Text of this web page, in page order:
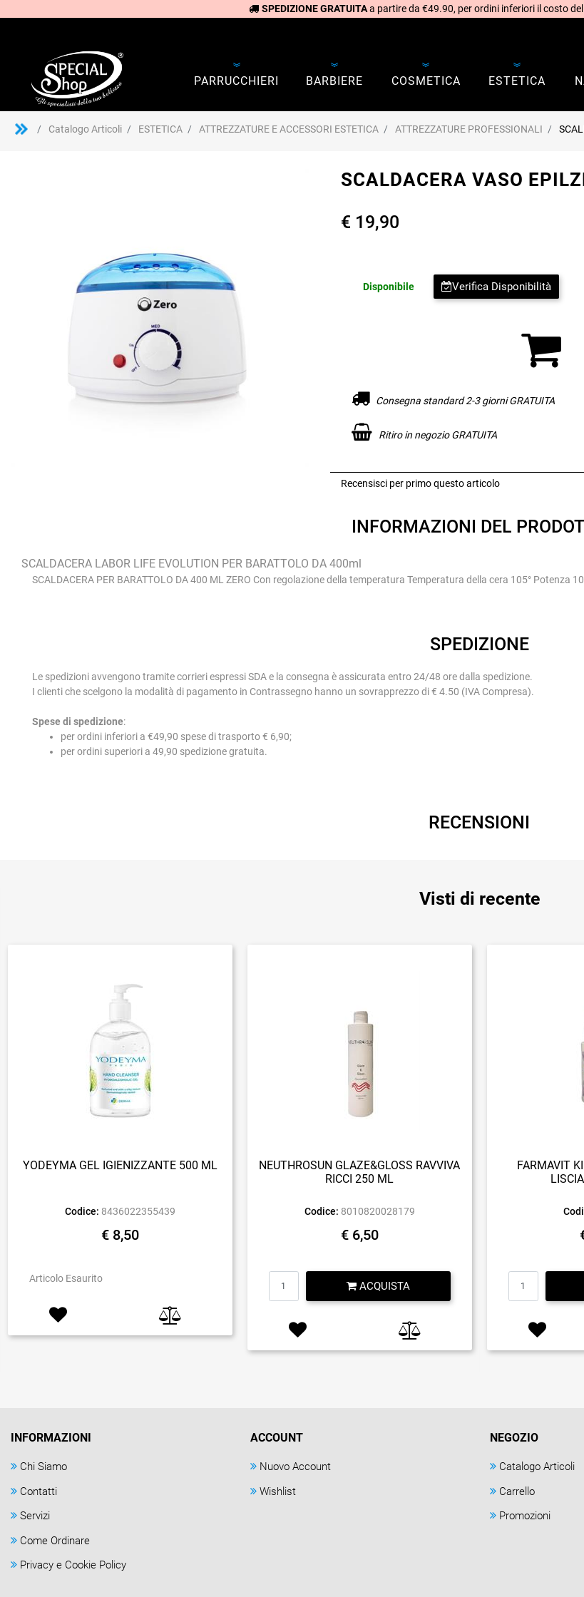
SPEDIZIONE GRATUITAa partire da €49.90, per ordini inferiori il costo
PARRUCCHIERI BARBIERE COSMETICA ESTETICA
Catalogo Articoli ESTETICA ATTREZZATURE E ACCESSORI ESTETICA ATTREZZATURE PROFESSIONALI
SCALDACERA VASO
€ 19,90
Verifica Disponibilità
Disponibile
Consegna standard 2-3 giorni GRATUITA
Ritiro in negozio GRATUITA
Recensisci per primo questo articolo
INFORMAZIONI DEL
SCALDACERA LABOR LIFE EVOLUTION PER BARATTOLO DA 400ml
SCALDACERA PER BARATTOLO DA 400 ML ZERO Con regolazione della temperatura Temperatura della cera 105° Potenza
SPEDIZIONE
Le spedizioni avvengono tramite corrieri espressi SDA e la consegna è assicurata entro 24/48 ore dalla spedizione.
I clienti che scelgono la modalità di pagamento in Contrassegno hanno un sovrapprezzo di € 4.50 (IVA Compresa).
Spese di spedizione:
per ordini inferiori a €49,90 spese di trasporto € 6,90;
per ordini superiori a 49,90 spedizione gratuita.
RECENSIONI
Visti di recente
YODEYMA GEL IGIENIZZANTE 500 ML
Codice: 8436022355439
€ 8,50
Articolo Esaurito
NEUTHROSUN GLAZE&GLOSS RAVVIVA
RICCI 250 ML
Codice: 8010820028179
€ 6,50
ACQUISTA
FARMAVIT
INFORMAZIONI
Chi Siamo
Contatti
Servizi
Come Ordinare
Privacy e Cookie Policy
ACCOUNT
Nuovo Account
Wishlist
NEGOZIO
Catalogo Articoli
Carrello
Promozioni